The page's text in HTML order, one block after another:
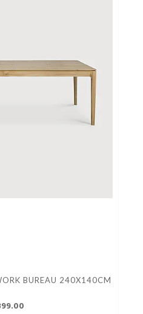
BUREAU 240X140CM